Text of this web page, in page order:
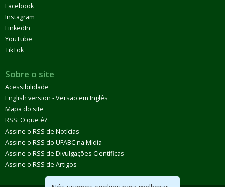
Facebook
Instagram
LinkedIn
YouTube
TikTok
Sobre o site
Acessibilidade
English version - Versão em Inglês
Mapa do site
RSS: O que é?
Assine o RSS de Notícias
Assine o RSS do UFABC na Mídia
Assine o RSS de Divulgações Científicas
Assine o RSS de Artigos